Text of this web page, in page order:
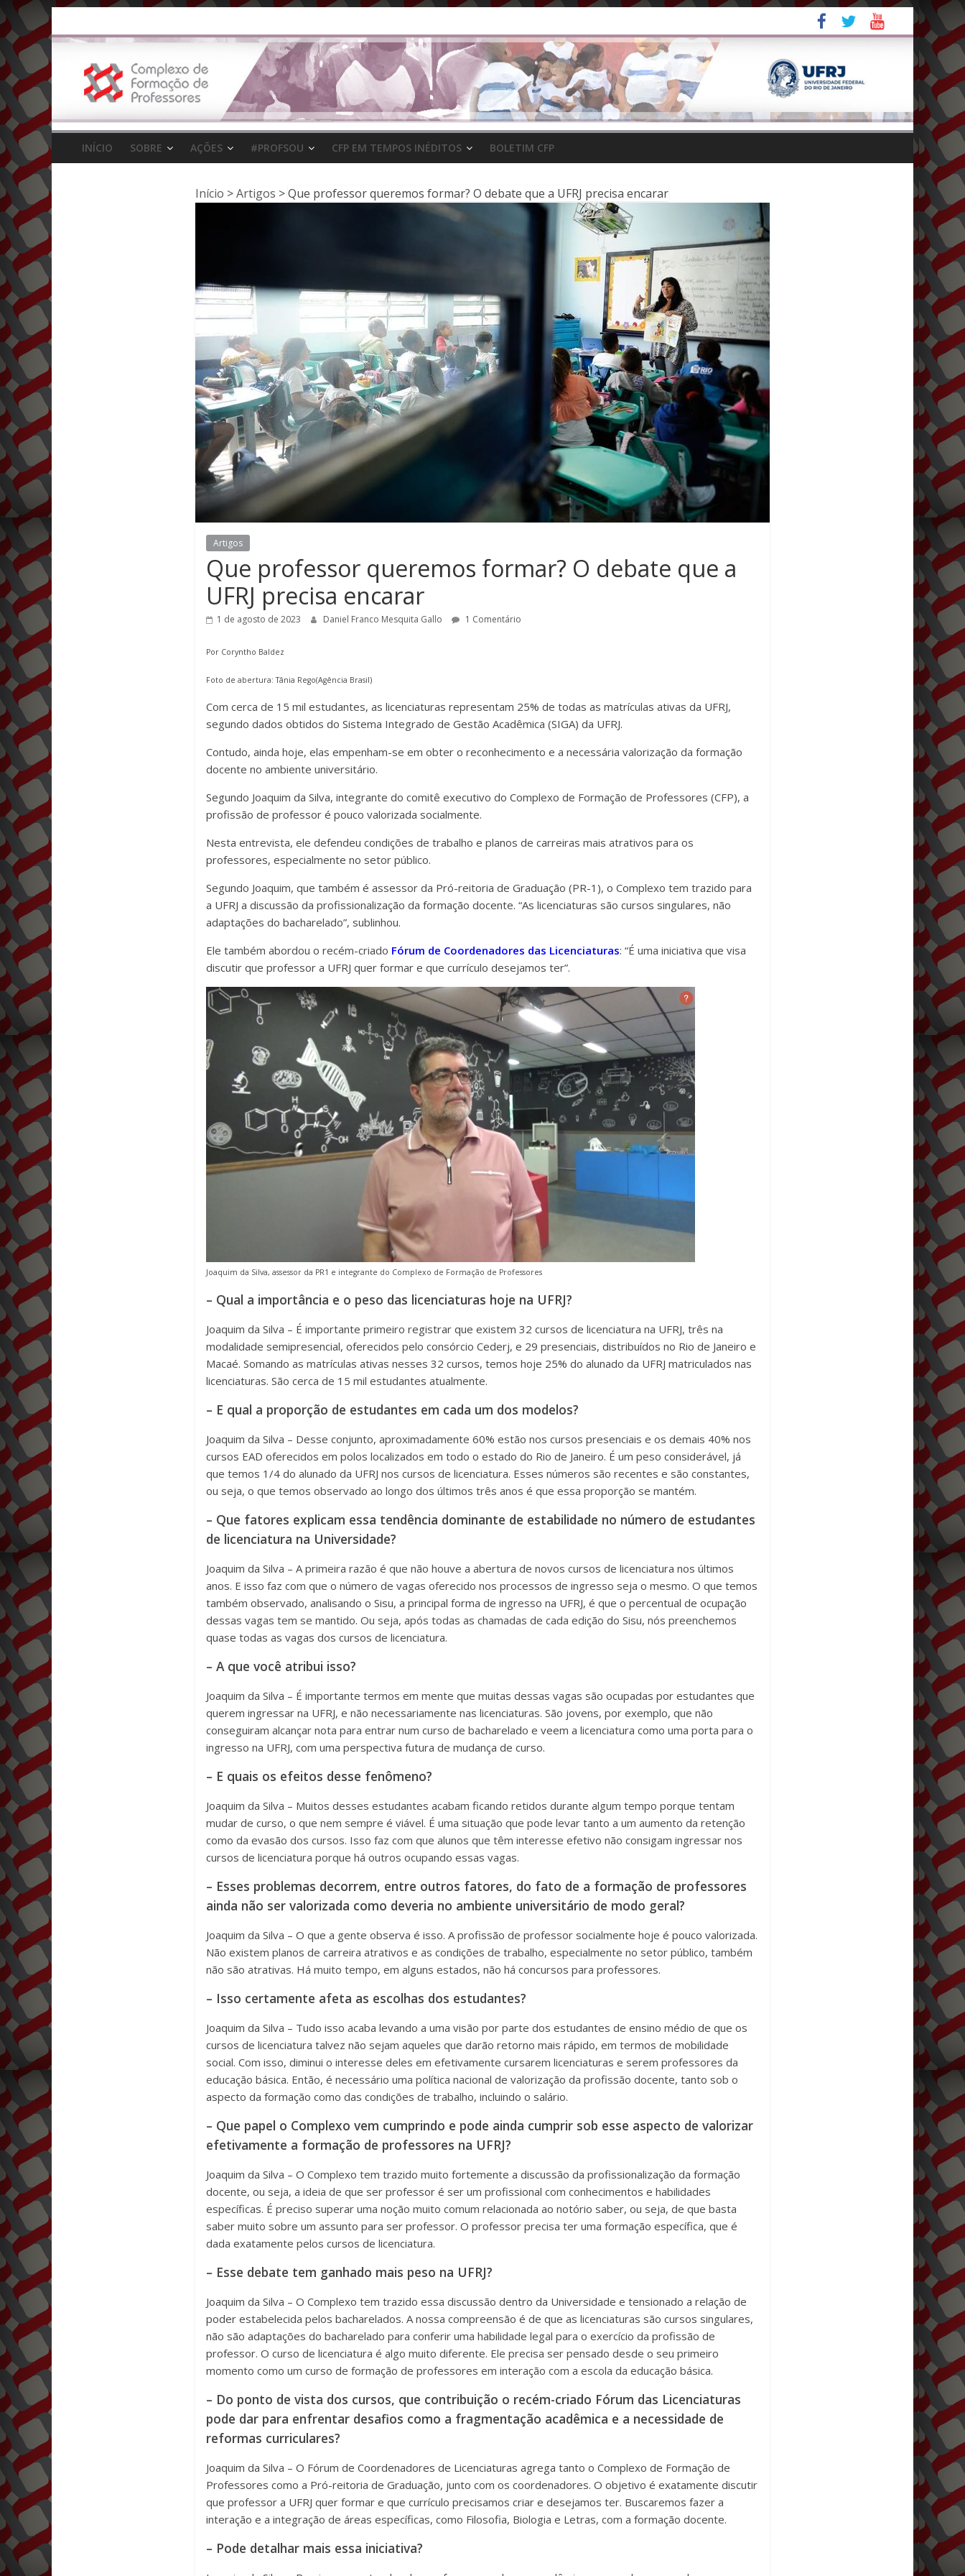
para
conteúdo
INÍCIO SOBRE AÇÕES #PROFSOU CFP EM TEMPOS INÉDITOS BOLETIM CFP
Início >Artigos >Que professor queremos formar? O debate que a UFRJ precisa encarar
Artigos
Que professor queremos formar? O debate que a
UFRJ precisa encarar
1 de agosto de 2023 Daniel Franco Mesquita Gallo 1 Comentário
Por Coryntho Baldez
Foto de abertura: Tânia Rego(Agência Brasil)
Com cerca de 15 mil estudantes, as licenciaturas representam 25% de todas as matrículas ativas da UFRJ,
segundo dados obtidos do Sistema Integrado de Gestão Acadêmica (SIGA) da UFRJ.
Contudo, ainda hoje, elas empenham-se em obter o reconhecimento e a necessária valorização da formação
docente no ambiente universitário.
Segundo Joaquim da Silva, integrante do comitê executivo do Complexo de Formação de Professores (CFP), a
profissão de professor é pouco valorizada socialmente.
Nesta entrevista, ele defendeu condições de trabalho e planos de carreiras mais atrativos para os
professores, especialmente no setor público.
Segundo Joaquim, que também é assessor da Pró-reitoria de Graduação (PR-1), o Complexo tem trazido para
a UFRJ a discussão da profissionalização da formação docente. “As licenciaturas são cursos singulares, não
adaptações do bacharelado”, sublinhou.
Ele também abordou o recém-criado Fórum de Coordenadores das Licenciaturas: “É uma iniciativa que visa
discutir que professor a UFRJ quer formar e que currículo desejamos ter”.
Joaquim da Silva, assessor da PR1 e integrante do Complexo de Formação de Professores
– Qual a importância e o peso das licenciaturas hoje na UFRJ?
Joaquim da Silva – É importante primeiro registrar que existem 32 cursos de licenciatura na UFRJ, três na
modalidade semipresencial, oferecidos pelo consórcio Cederj, e 29 presenciais, distribuídos no Rio de Janeiro e
Macaé. Somando as matrículas ativas nesses 32 cursos, temos hoje 25% do alunado da UFRJ matriculados nas
licenciaturas. São cerca de 15 mil estudantes atualmente.
– E qual a proporção de estudantes em cada um dos modelos?
Joaquim da Silva – Desse conjunto, aproximadamente 60% estão nos cursos presenciais e os demais 40% nos
cursos EAD oferecidos em polos localizados em todo o estado do Rio de Janeiro. É um peso considerável, já
que temos 1/4 do alunado da UFRJ nos cursos de licenciatura. Esses números são recentes e são constantes,
ou seja, o que temos observado ao longo dos últimos três anos é que essa proporção se mantém.
– Que fatores explicam essa tendência dominante de estabilidade no número de estudantes
de licenciatura na Universidade?
Joaquim da Silva – A primeira razão é que não houve a abertura de novos cursos de licenciatura nos últimos
anos. E isso faz com que o número de vagas oferecido nos processos de ingresso seja o mesmo. O que temos
também observado, analisando o Sisu, a principal forma de ingresso na UFRJ, é que o percentual de ocupação
dessas vagas tem se mantido. Ou seja, após todas as chamadas de cada edição do Sisu, nós preenchemos
quase todas as vagas dos cursos de licenciatura.
– A que você atribui isso?
Joaquim da Silva – É importante termos em mente que muitas dessas vagas são ocupadas por estudantes que
querem ingressar na UFRJ, e não necessariamente nas licenciaturas. São jovens, por exemplo, que não
conseguiram alcançar nota para entrar num curso de bacharelado e veem a licenciatura como uma porta para o
ingresso na UFRJ, com uma perspectiva futura de mudança de curso.
– E quais os efeitos desse fenômeno?
Joaquim da Silva – Muitos desses estudantes acabam ficando retidos durante algum tempo porque tentam
mudar de curso, o que nem sempre é viável. É uma situação que pode levar tanto a um aumento da retenção
como da evasão dos cursos. Isso faz com que alunos que têm interesse efetivo não consigam ingressar nos
cursos de licenciatura porque há outros ocupando essas vagas.
– Esses problemas decorrem, entre outros fatores, do fato de a formação de professores
ainda não ser valorizada como deveria no ambiente universitário de modo geral?
Joaquim da Silva – O que a gente observa é isso. A profissão de professor socialmente hoje é pouco valorizada.
Não existem planos de carreira atrativos e as condições de trabalho, especialmente no setor público, também
não são atrativas. Há muito tempo, em alguns estados, não há concursos para professores.
– Isso certamente afeta as escolhas dos estudantes?
Joaquim da Silva – Tudo isso acaba levando a uma visão por parte dos estudantes de ensino médio de que os
cursos de licenciatura talvez não sejam aqueles que darão retorno mais rápido, em termos de mobilidade
social. Com isso, diminui o interesse deles em efetivamente cursarem licenciaturas e serem professores da
educação básica. Então, é necessário uma política nacional de valorização da profissão docente, tanto sob o
aspecto da formação como das condições de trabalho, incluindo o salário.
– Que papel o Complexo vem cumprindo e pode ainda cumprir sob esse aspecto de valorizar
efetivamente a formação de professores na UFRJ?
Joaquim da Silva – O Complexo tem trazido muito fortemente a discussão da profissionalização da formação
docente, ou seja, a ideia de que ser professor é ser um profissional com conhecimentos e habilidades
específicas. É preciso superar uma noção muito comum relacionada ao notório saber, ou seja, de que basta
saber muito sobre um assunto para ser professor. O professor precisa ter uma formação específica, que é
dada exatamente pelos cursos de licenciatura.
– Esse debate tem ganhado mais peso na UFRJ?
Joaquim da Silva – O Complexo tem trazido essa discussão dentro da Universidade e tensionado a relação de
poder estabelecida pelos bacharelados. A nossa compreensão é de que as licenciaturas são cursos singulares,
não são adaptações do bacharelado para conferir uma habilidade legal para o exercício da profissão de
professor. O curso de licenciatura é algo muito diferente. Ele precisa ser pensado desde o seu primeiro
momento como um curso de formação de professores em interação com a escola da educação básica.
– Do ponto de vista dos cursos, que contribuição o recém-criado Fórum das Licenciaturas
pode dar para enfrentar desafios como a fragmentação acadêmica e a necessidade de
reformas curriculares?
Joaquim da Silva – O Fórum de Coordenadores de Licenciaturas agrega tanto o Complexo de Formação de
Professores como a Pró-reitoria de Graduação, junto com os coordenadores. O objetivo é exatamente discutir
que professor a UFRJ quer formar e que currículo precisamos criar e desejamos ter. Buscaremos fazer a
interação e a integração de áreas específicas, como Filosofia, Biologia e Letras, com a formação docente.
– Pode detalhar mais essa iniciativa?